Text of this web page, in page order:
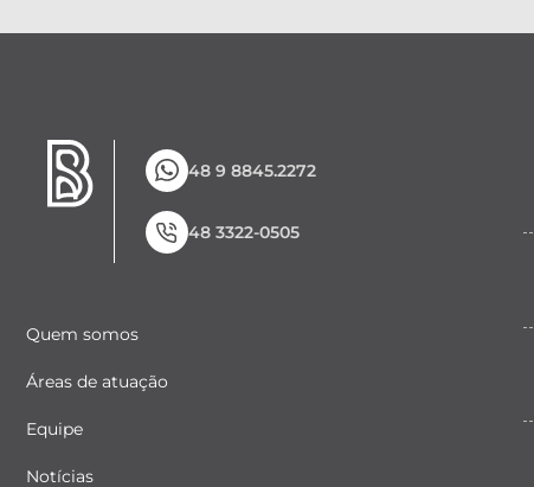
48 9 8845.2272
48 3322-0505
Quem somos
Áreas de atuação
Equipe
Notícias